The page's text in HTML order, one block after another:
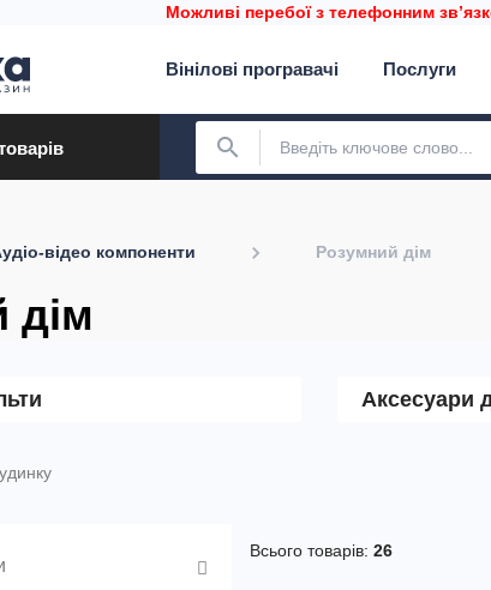
Можливі перебої з телефонним
Вінілові програвачі Послуги
search
відео компоненти Розумний дім
дім
Аксесуари
Всього товарів: 26